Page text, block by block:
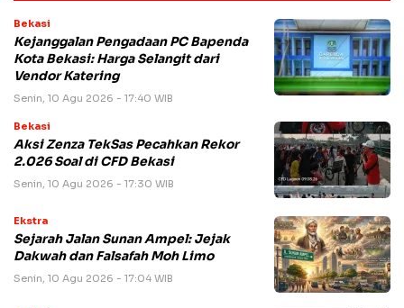
Bekasi
Kejanggalan Pengadaan PC Bapenda
Kota Bekasi: Harga Selangit dari
Vendor Katering
Senin, 10 Agu 2026 - 17:40 WIB
Bekasi
Aksi Zenza TekSas Pecahkan Rekor
2.026 Soal di CFD Bekasi
Senin, 10 Agu 2026 - 17:30 WIB
Ekstra
Sejarah Jalan Sunan Ampel: Jejak
Dakwah dan Falsafah Moh Limo
Senin, 10 Agu 2026 - 17:04 WIB